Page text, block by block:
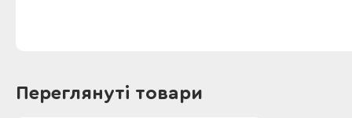
Переглянуті товари